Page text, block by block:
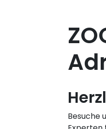
Besuche